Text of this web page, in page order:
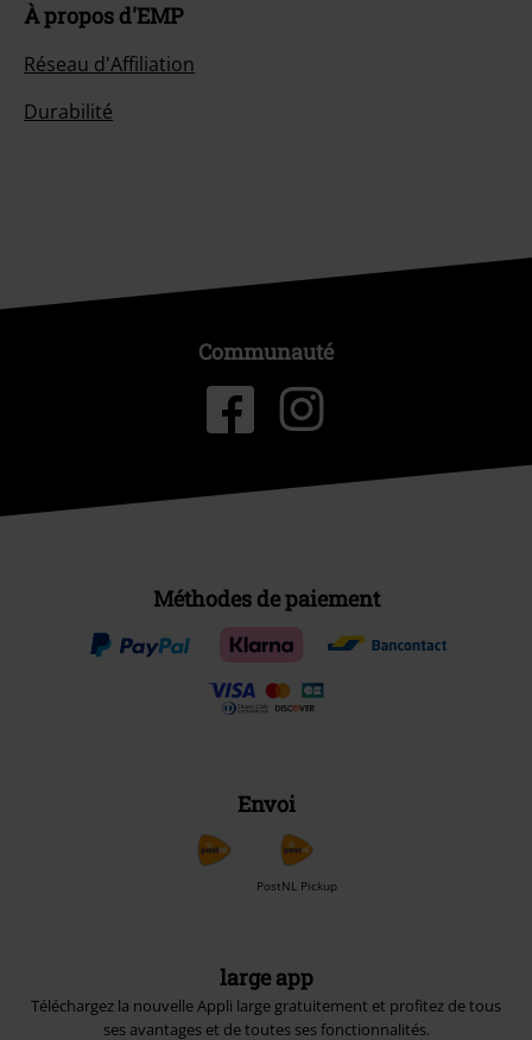
À propos d'EMP
Réseau d'Affiliation
Durabilité
Communauté
Méthodes de paiement
Envoi
PostNL Pickup
large app
Téléchargez la nouvelle Appli large gratuitement et profitez de tous
ses avantages et de toutes ses fonctionnalités.